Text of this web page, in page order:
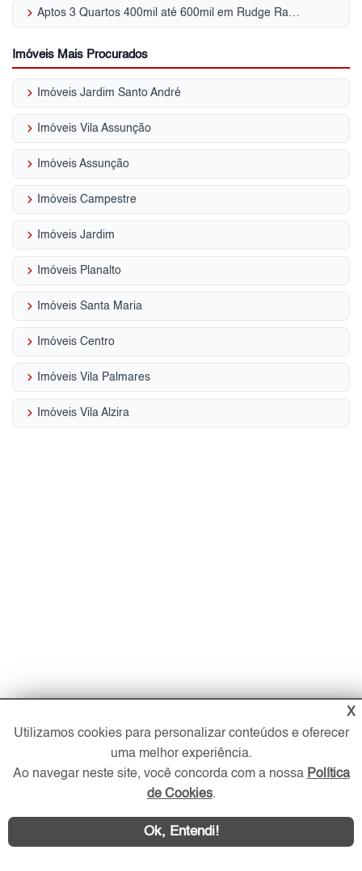
keyboard_arrow_right Aptos 3 Quartos 400mil até 600mil em Rudge Ramos em SBC, SP para Venda
Imóveis Mais Procurados
keyboard_arrow_right Imóveis Jardim Santo André
keyboard_arrow_right Imóveis Vila Assunção
keyboard_arrow_right Imóveis Assunção
keyboard_arrow_right Imóveis Campestre
keyboard_arrow_right Imóveis Jardim
keyboard_arrow_right Imóveis Planalto
keyboard_arrow_right Imóveis Santa Maria
keyboard_arrow_right Imóveis Centro
keyboard_arrow_right Imóveis Vila Palmares
keyboard_arrow_right Imóveis Vila Alzira
X
Utilizamos cookies para personalizar conteúdos e oferecer
uma melhor experiência.
Ao navegar neste site, você concorda com a nossa Política
de Cookies.
Ok, Entendi!